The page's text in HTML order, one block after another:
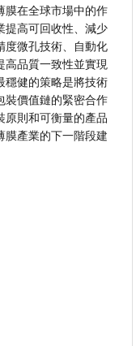
膜在全球市場中的作
提高可回收性、減少
度微孔技術、自動化
高品質一致性並實現
穩健的策略是將技術
裝價值鏈的緊密合作
原則和可衡量的產品
膜產業的下一階段建